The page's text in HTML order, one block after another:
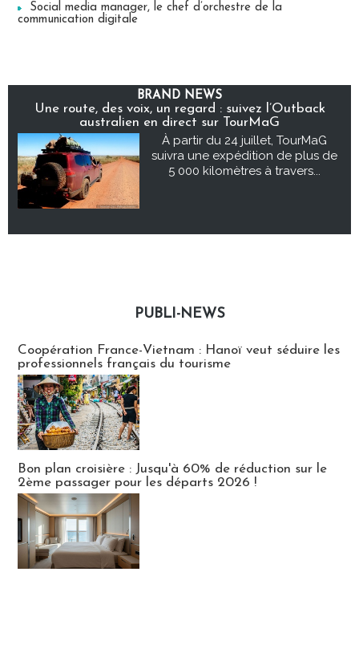
Social media manager, le chef d’orchestre de la
communication digitale
BRAND NEWS
Une route, des voix, un regard : suivez l’Outback
australien en direct sur TourMaG
À partir du 24 juillet, TourMaG
suivra une expédition de plus de
5 000 kilomètres à travers...
PUBLI-NEWS
Coopération France-Vietnam : Hanoï veut séduire les
professionnels français du tourisme
Bon plan croisière : Jusqu'à 60% de réduction sur le
2ème passager pour les départs 2026 !